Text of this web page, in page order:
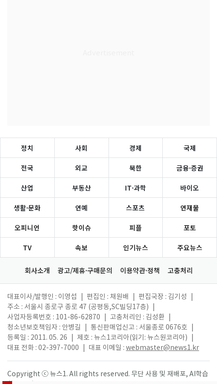
정치 사회 경제 국제
전국 외교 북한 금융·증권
산업 부동산 IT·과학 바이오
생활·문화 연예 스포츠 연재물
오피니언 핫이슈 피플 포토
TV 속보 인기뉴스 주요뉴스
회사소개 광고/제휴·구매문의 이용약관·정책 고충처리
대표이사/발행인 : 이영섭 편집인 : 채원배 편집국장 : 김기성
주소 : 서울시 종로구 종로 47 (공평동,SC빌딩17층)
사업자등록번호 : 101-86-62870
고충처리인 : 김성환
청소년보호책임자 : 안병길
통신판매업신고 : 서울종로 0676호
등록일 : 2011. 05. 26
제호 : 뉴스1코리아(읽기: 뉴스원코리아)
대표 전화 : 02-397-7000
대표 이메일 : webmaster@news1.kr
Copyright ⓒ 뉴스1. All rights reserved. 무단 사용 및 재배포, AI학습